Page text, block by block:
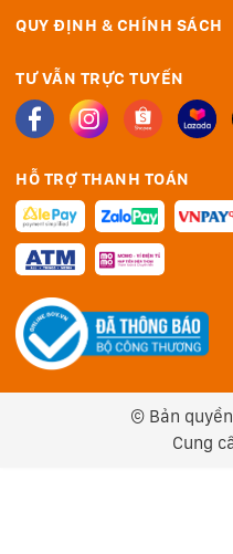
QUY ĐỊNH & CHÍNH SÁCH
TƯ VẪN TRỰC TUYẾN
HỖ TRỢ THANH TOÁN
© Bản
Cung